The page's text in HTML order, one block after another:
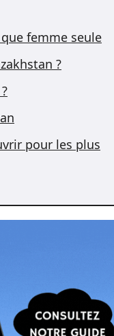
femme seule
?
pour les plus
?
un voyage sur